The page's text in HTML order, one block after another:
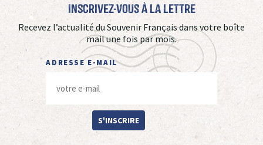
Inscrivez-vous à La Lettre
Recevez l’actualité du Souvenir Français dans votre boîte
mail une fois par mois.
ADRESSE E-MAIL
S'INSCRIRE